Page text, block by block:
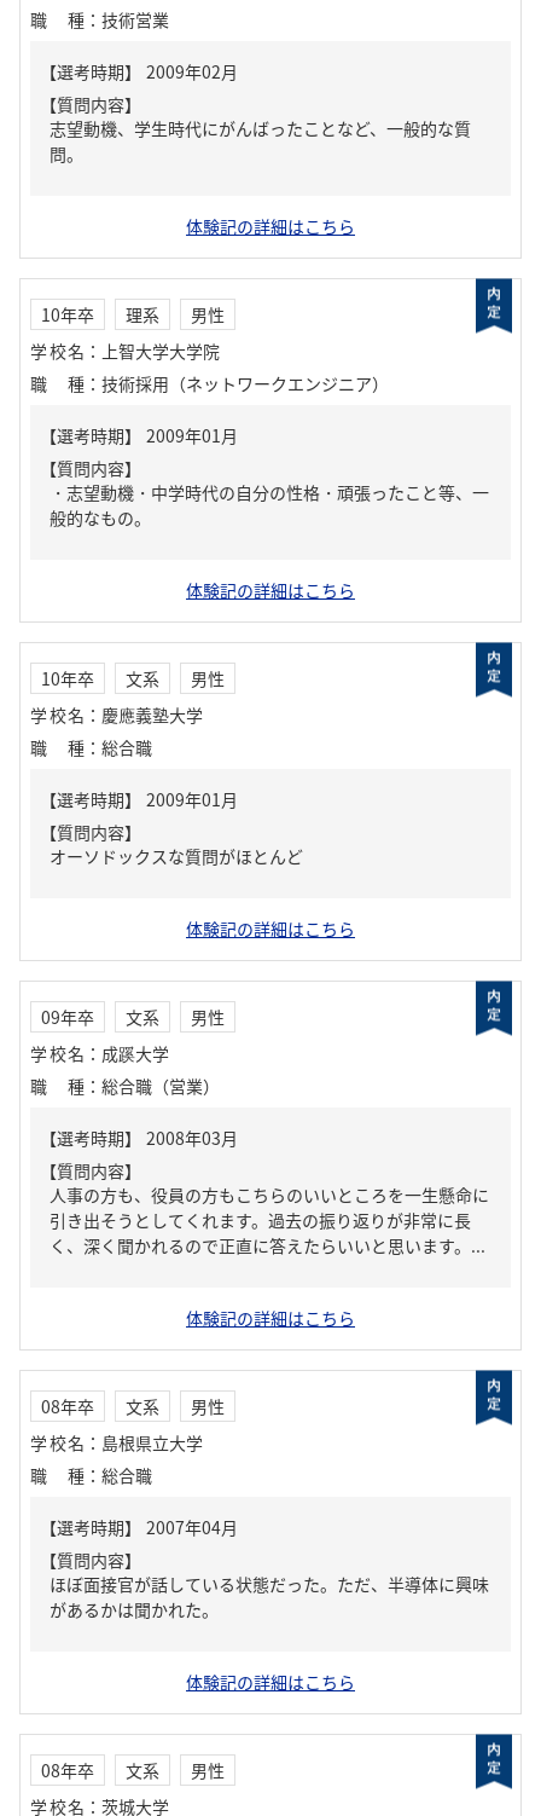
職種 ： 技術営業
【質問内容】
志望動機、学生時代にがんばったことなど、一般的な質
問。
体験記の詳細はこちら
10年卒 理系
男性
学校名 ： 上智大学大学院
職種 ： 技術採用（ネットワークエンジニア）
【質問内容】
・志望動機・中学時代の自分の性格・頑張ったこと等、一
般的なもの。
体験記の詳細はこちら
10年卒 文系
男性
学校名 ： 慶應義塾大学
職種 ： 総合職
【質問内容】
オーソドックスな質問がほとんど
体験記の詳細はこちら
09年卒 文系
男性
学校名 ： 成蹊大学
職種 ： 総合職（営業）
【質問内容】
人事の方も、役員の方もこちらのいいところを一生懸命に
引き出そうとしてくれます。過去の振り返りが非常に長
く、深く聞かれるので正直に答えたらいいと思います。...
体験記の詳細はこちら
08年卒 文系
男性
学校名 ： 島根県立大学
職種 ： 総合職
【質問内容】
ほぼ面接官が話している状態だった。ただ、半導体に興味
があるかは聞かれた。
体験記の詳細はこちら
08年卒 文系
男性
学校名 ： 茨城大学